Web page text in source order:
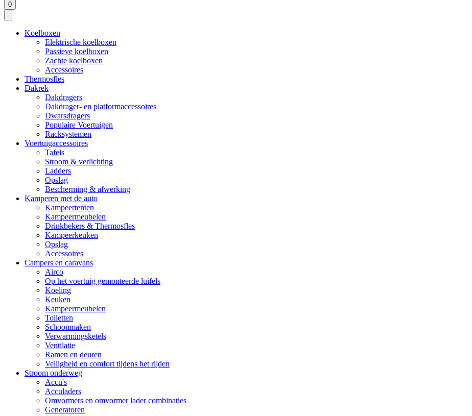
0
Koelboxen
Elektrische koelboxen
Passieve koelboxen
Zachte koelboxen
Accessoires
Thermosfles
Dakrek
Dakdragers
Dakdrager- en platformaccessoires
Dwarsdragers
Populaire Voertuigen
Racksystemen
Voertuigaccessoires
Tafels
Stroom & verlichting
Ladders
Opslag
Bescherming & afwerking
Kamperen met de auto
Kampeertenten
Kampeermeubelen
Drinkbekers & Thermosfles
Kampeerkeuken
Opslag
Accessoires
Campers en caravans
Airco
Op het voertuig gemonteerde luifels
Koeling
Keuken
Kampeermeubelen
Toiletten
Schoonmaken
Verwarmingsketels
Ventilatie
Ramen en deuren
Veiligheid en comfort tijdens het rijden
Stroom onderweg
Accu's
Acculaders
Omvormers en omvormer lader combinaties
Generatoren